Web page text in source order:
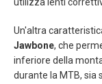
Un'altra
Jawbone, che
inferiore della
durante la MTB, sia